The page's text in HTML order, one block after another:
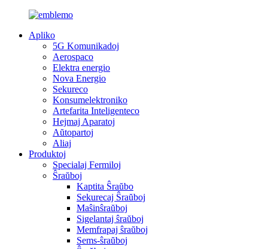
Apliko
5G Komunikadoj
Aerospaco
Elektra energio
Nova Energio
Sekureco
Konsumelektroniko
Artefarita Inteligenteco
Hejmaj Aparatoj
Aŭtopartoj
Aliaj
Produktoj
Specialaj Fermiloj
Ŝraŭboj
Kaptita Ŝraŭbo
Sekurecaj Ŝraŭboj
Maŝinŝraŭboj
Sigelantaj ŝraŭboj
Memfrapaj ŝraŭboj
Sems-ŝraŭboj